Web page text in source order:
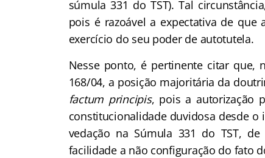
súmula 331 do TST). Tal
pois é razoável a expectativa de que
exercício do seu poder de autotutela.
Nesse ponto, é pertinente citar que,
168/04, a posição majoritária da
factum principis, pois a autorização
constitucionalidade duvidosa desde o
vedação na Súmula 331 do TST,
facilidade a não configuração do fato